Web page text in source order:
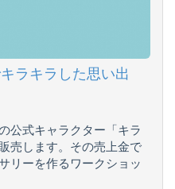
ラキラした思い出
公式キャラクター「キラ
売します。その売上金で
リーを作るワークショッ